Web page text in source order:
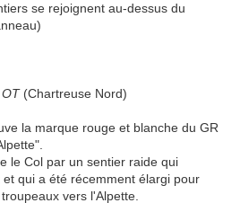
se rejoignent au-dessus du
(Chartreuse Nord)
la marque rouge et blanche du GR
le Col par un sentier raide qui
qui a été récemment élargi pour
vers l'Alpette.